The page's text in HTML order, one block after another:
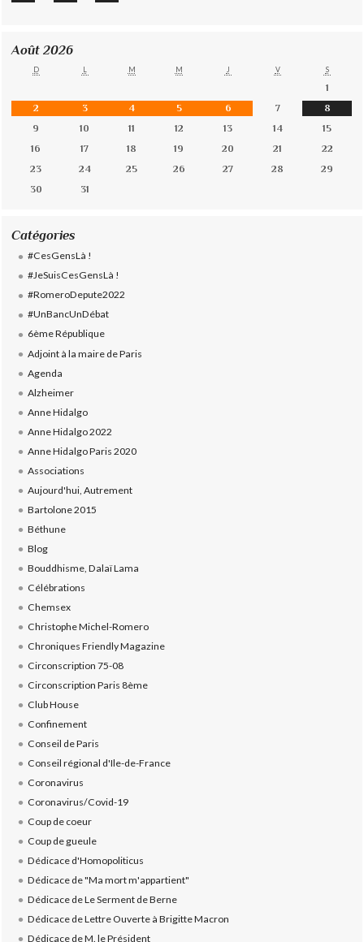
Août 2026
D L M M J V S
1
2
3 4 5 6 7
8
9
10 11 12 13 14
15
16
17 18 19 20 21
22
23
24 25 26 27 28
29
30
31
Catégories
#CesGensLà !
#JeSuisCesGensLà !
#RomeroDepute2022
#UnBancUnDébat
6ème République
Adjoint à la maire de Paris
Agenda
Alzheimer
Anne Hidalgo
Anne Hidalgo 2022
Anne Hidalgo Paris 2020
Associations
Aujourd'hui, Autrement
Bartolone 2015
Béthune
Blog
Bouddhisme, Dalaï Lama
Célébrations
Chemsex
Christophe Michel-Romero
Chroniques Friendly Magazine
Circonscription 75-08
Circonscription Paris 8ème
Club House
Confinement
Conseil de Paris
Conseil régional d'Ile-de-France
Coronavirus
Coronavirus/Covid-19
Coup de coeur
Coup de gueule
Dédicace d'Homopoliticus
Dédicace de "Ma mort m'appartient"
Dédicace de Le Serment de Berne
Dédicace de Lettre Ouverte à Brigitte Macron
Dédicace de M. le Président